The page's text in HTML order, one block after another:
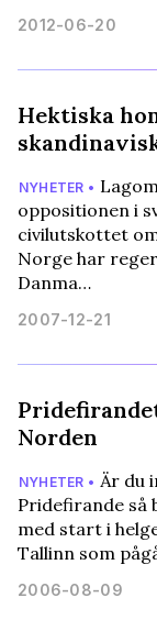
2012-06-20
Hektiska
NYHETER •
oppositionen i
civilutskottet
Norge har
Danma…
2007-12-21
Norden
NYHETER • Är du
Pridefirande så
med start i
Tallinn som
2006-08-09